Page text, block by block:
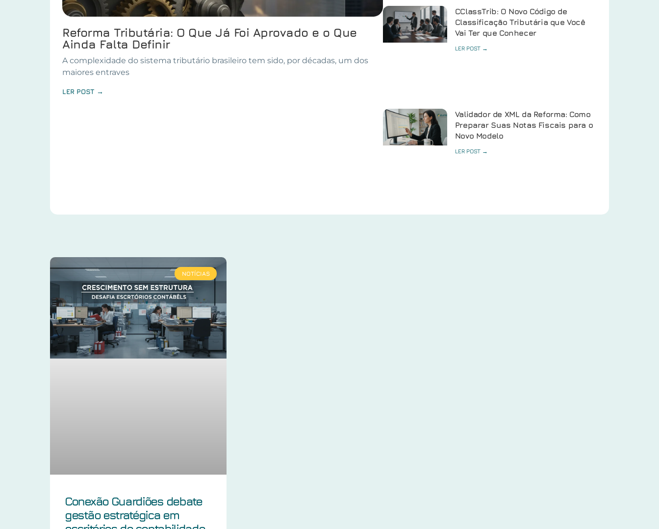
Reforma Tributária: O Que Já Foi Aprovado e o Que
Ainda Falta Definir
A complexidade do sistema tributário brasileiro tem sido, por décadas, um dos
maiores entraves
LER POST →
CClassTrib: O Novo Código de
Classificação Tributária que Você
Vai Ter que Conhecer
LER POST →
Validador de XML da Reforma: Como
Preparar Suas Notas Fiscais para o
Novo Modelo
LER POST →
NOTÍCIAS
Conexão Guardiões debate
gestão estratégica em